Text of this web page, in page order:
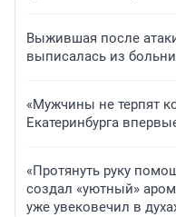
Выжившая после
выписалась из
«Мужчины не терпят
Екатеринбурга
«Протянуть руку
создал «уютный»
уже увековечил в